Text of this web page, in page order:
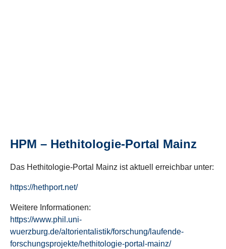
HPM – Hethitologie-Portal Mainz
Das Hethitologie-Portal Mainz ist aktuell erreichbar unter:
https://hethport.net/
Weitere Informationen:
https://www.phil.uni-
wuerzburg.de/altorientalistik/forschung/laufende-
forschungsprojekte/hethitologie-portal-mainz/